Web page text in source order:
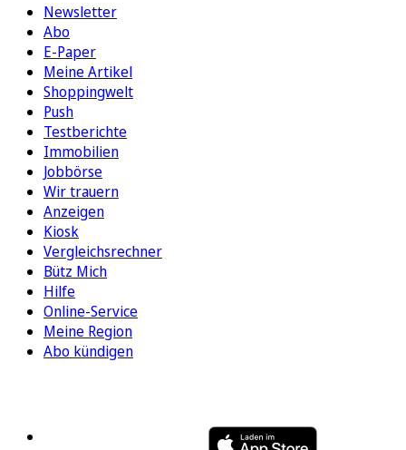
Newsletter
Abo
E-Paper
Meine Artikel
Shoppingwelt
Push
Testberichte
Immobilien
Jobbörse
Wir trauern
Anzeigen
Kiosk
Vergleichsrechner
Bütz Mich
Hilfe
Online-Service
Meine Region
Abo kündigen